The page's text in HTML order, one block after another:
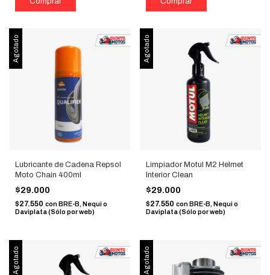
Agotado
Lubricante de Cadena Repsol
Moto Chain 400ml
$29.000
$27.550 conBRE-B, Nequi o
Daviplata (Sólo por web)
Agotado
Limpiador Motul M2 Helmet
Interior Clean
$29.000
$27.550 con BRE-B, Nequi o
Daviplata (Sólo por web)
Agotado Agotado